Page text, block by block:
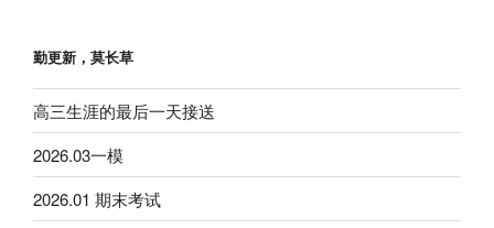
勤更新，莫长草
高三生涯的最后一天接送
2026.03一模
2026.01 期末考试